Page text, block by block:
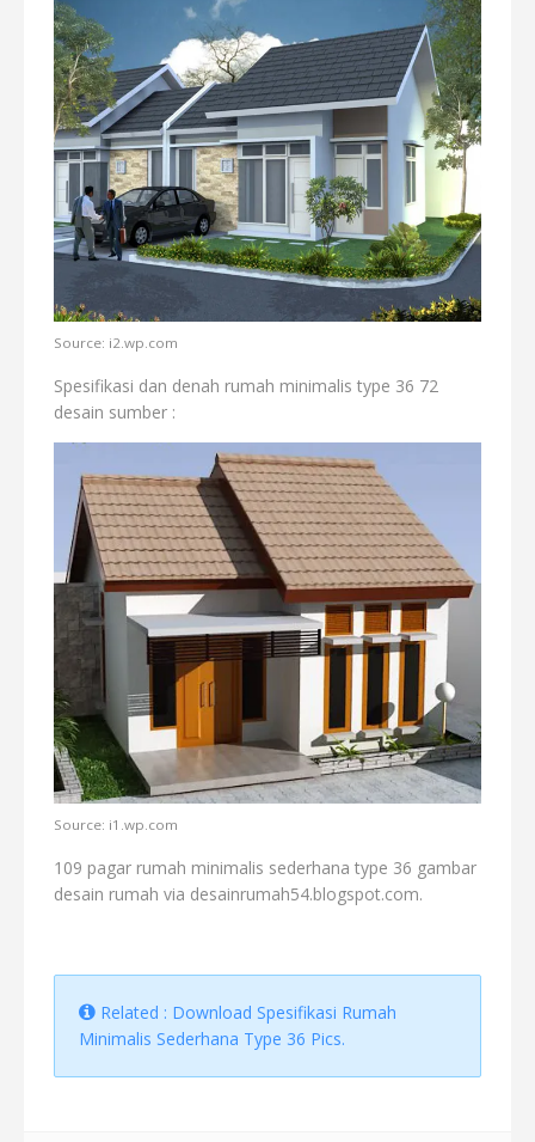
Source: i2.wp.com
Spesifikasi dan denah rumah minimalis type 36 72
desain sumber :
Source: i1.wp.com
109 pagar rumah minimalis sederhana type 36 gambar
desain rumah via desainrumah54.blogspot.com.
Related : Download Spesifikasi Rumah
Minimalis Sederhana Type 36 Pics.